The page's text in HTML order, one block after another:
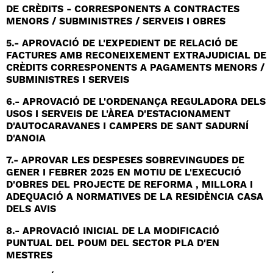
DE CRÈDITS - CORRESPONENTS A CONTRACTES
MENORS / SUBMINISTRES / SERVEIS I OBRES
5.- APROVACIÓ DE L'EXPEDIENT DE RELACIÓ DE
FACTURES AMB RECONEIXEMENT EXTRAJUDICIAL DE
CRÈDITS CORRESPONENTS A PAGAMENTS MENORS /
SUBMINISTRES I SERVEIS
6.- APROVACIÓ DE L'ORDENANÇA REGULADORA DELS
USOS I SERVEIS DE L'ÀREA D'ESTACIONAMENT
D'AUTOCARAVANES I CAMPERS DE SANT SADURNÍ
D'ANOIA
7.- APROVAR LES DESPESES SOBREVINGUDES DE
GENER I FEBRER 2025 EN MOTIU DE L'EXECUCIÓ
D'OBRES DEL PROJECTE DE REFORMA , MILLORA I
ADEQUACIÓ A NORMATIVES DE LA RESIDÈNCIA CASA
DELS AVIS
8.- APROVACIÓ INICIAL DE LA MODIFICACIÓ
PUNTUAL DEL POUM DEL SECTOR PLA D'EN
MESTRES